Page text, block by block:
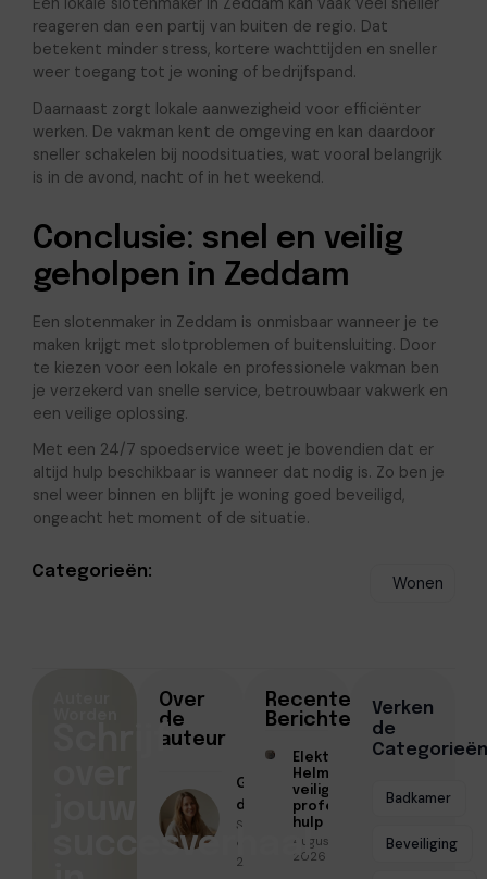
reageren dan een partij van buiten de regio. Dat
betekent minder stress, kortere wachttijden en sneller
weer toegang tot je woning of bedrijfspand.
Daarnaast zorgt lokale aanwezigheid voor efficiënter
werken. De vakman kent de omgeving en kan daardoor
sneller schakelen bij noodsituaties, wat vooral belangrijk
is in de avond, nacht of in het weekend.
Conclusie: snel en veilig
geholpen in Zeddam
Een slotenmaker in Zeddam is onmisbaar wanneer je te
maken krijgt met slotproblemen of buitensluiting. Door
te kiezen voor een lokale en professionele vakman ben
je verzekerd van snelle service, betrouwbaar vakwerk en
een veilige oplossing.
Met een 24/7 spoedservice weet je bovendien dat er
altijd hulp beschikbaar is wanneer dat nodig is. Zo ben je
snel weer binnen en blijft je woning goed beveiligd,
ongeacht het moment of de situatie.
Categorieën:
Wonen
Over
de
auteur
Geschreven
door
Sofia Mendes
● Juni 30,
2026
Recente
Berichten
Elektricien
Helmond voor
veilige en
professionele
hulp
Augustus 6,
2026
Verken
de
Categorieën
Badkamer
Beveiliging
Schrijf
succesverhaal